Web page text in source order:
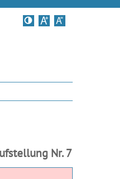
Kontrastversion
Nr. 7